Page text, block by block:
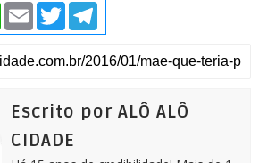
W
h
a
t
s
E
m
a
l
T
i
t
t
T
l
e
g
m
Escrito por ALÔ ALÔ
CIDADE